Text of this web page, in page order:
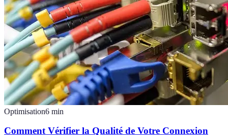
Optimisation6 min
Comment Vérifier la Qualité de Votre Connexion